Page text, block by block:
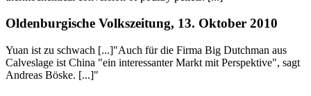
Oldenburgische Volkszeitung, 13. Oktober 2010
Yuan ist zu schwach [...]"Auch für die Firma Big Dutchman aus
Calveslage ist China "ein interessanter Markt mit Perspektive", sagt
Andreas Böske. [...]"